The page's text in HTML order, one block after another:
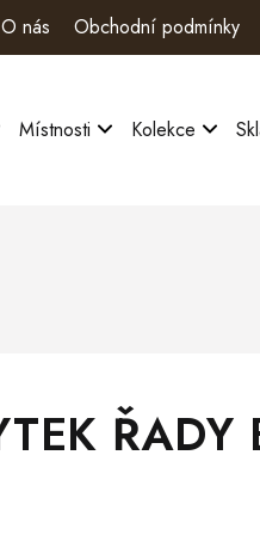
O nás Obchodní podmínky
Místnosti Kolekce
ŘADY